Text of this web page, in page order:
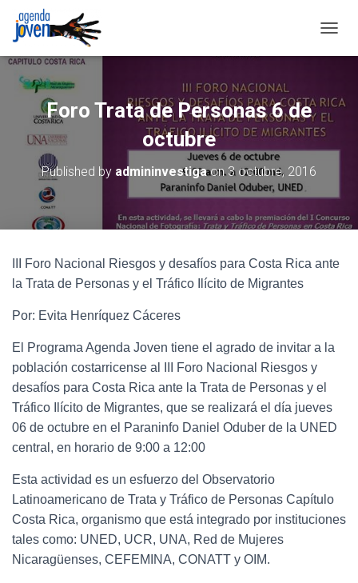
Foro Trata de Personas 6 de
octubre
Published by admininvestigaon3 octubre, 2016
III Foro Nacional Riesgos y desafíos para Costa Rica ante
la Trata de Personas y el Tráfico Ilícito de Migrantes
Por: Evita Henríquez Cáceres
El Programa Agenda Joven tiene el agrado de invitar a la
población costarricense al III Foro Nacional Riesgos y
desafíos para Costa Rica ante la Trata de Personas y el
Tráfico Ilícito de Migrantes, que se realizará el día jueves
06 de octubre en el Paraninfo Daniel Oduber de la UNED
central, en horario de 9:00 a 12:00
Esta actividad es un esfuerzo del Observatorio
Latinoamericano de Trata y Tráfico de Personas Capítulo
Costa Rica, organismo que está integrado por instituciones
tales como: UNED, UCR, UNA, Red de Mujeres
Nicaragüenses, CEFEMINA, CONATT y OIM.